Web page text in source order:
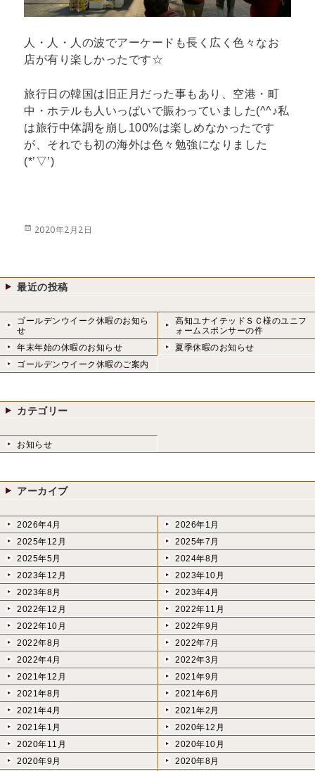
人・人・人の波でアーケードも長く広く色々なお
店が有り楽しかったです☆
旅行日の韓国は旧正月だった事もあり、空港・町
中・ホテルも人いっぱいで賑わっていました(^^♪私
は旅行中体調を崩し100%は楽しめなかったです
が、それでも初の海外は色々勉強になりました
(*’▽’)
投
2020年2月2日
最近の投稿
ゴールデンウイーク休暇のお知ら
せ
高知ユナイテッドＳＣ様のユニフ
ォームスポンサーの件
年末年始の休暇のお知らせ
夏季休暇のお知らせ
ゴールデンウイーク休暇のご案内
カテゴリー
お知らせ
アーカイブ
2026年4月
2026年1月
2025年12月
2025年7月
2025年5月
2024年8月
2023年12月
2023年10月
2023年8月
2023年4月
2022年12月
2022年11月
2022年10月
2022年9月
2022年8月
2022年7月
2022年4月
2022年3月
2021年12月
2021年9月
2021年8月
2021年6月
2021年4月
2021年2月
2021年1月
2020年12月
2020年11月
2020年10月
2020年9月
2020年8月